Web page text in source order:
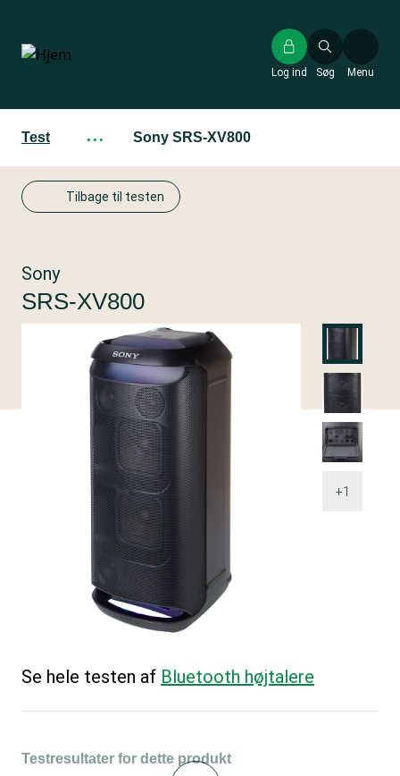
hovedindhold
Søg
Log ind Menu
Test ··· Sony SRS-XV800
Tilbage til testen
+1
Sony
SRS-XV800
Se hele testen af Bluetooth højtalere
Testresultater for dette produkt